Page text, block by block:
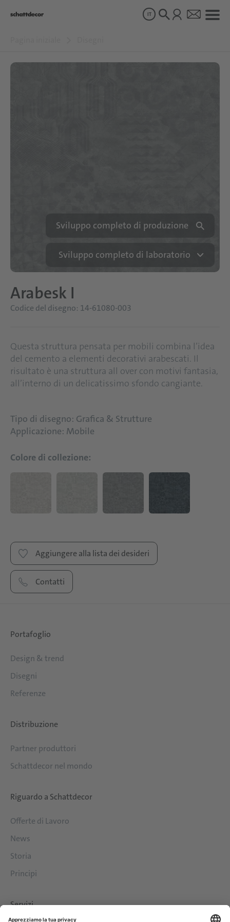
IT
Sviluppo completo di produzione
Sviluppo completo di laboratorio
Arabesk I
Codice del disegno: 14-61080-003
Questa struttura pensata per mobili combina l’idea
del cemento a elementi decorativi arabescati. Il
risultato è una struttura all over con motivi fantasia,
all’interno di un delicatissimo sfondo cangiante.
Tipo di disegno: Grafica & Strutture
Applicazione: Mobile
Colore di collezione:
Aggiungere alla lista dei desideri
Contatti
Portafoglio
Design & trend
Disegni
Referenze
Distribuzione
Partner produttori
Schattdecor nel mondo
Riguardo a Schattdecor
Offerte di Lavoro
News
Storia
Principi
Servizi